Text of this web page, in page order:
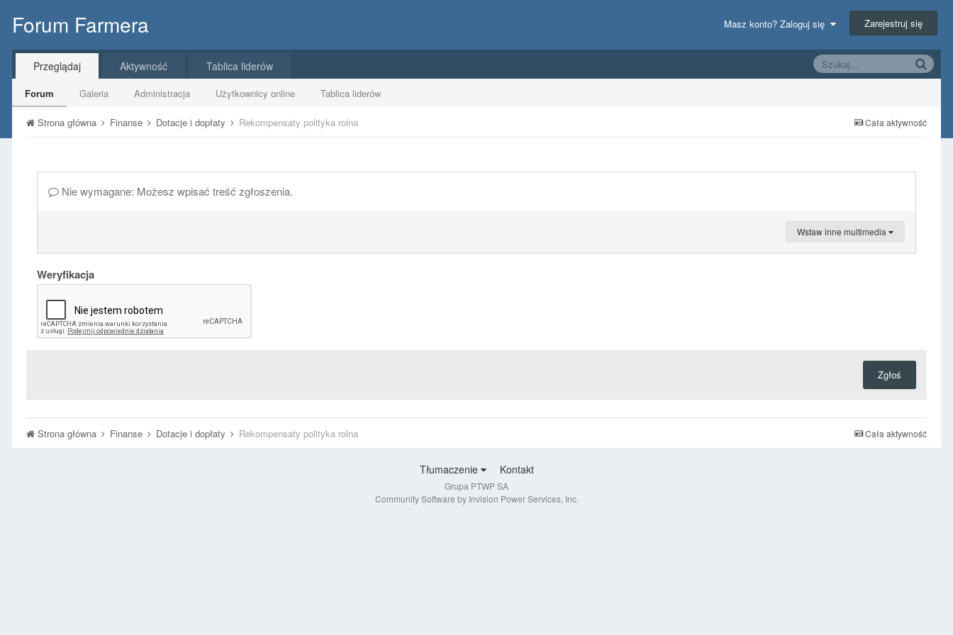
Forum Farmera Masz konto? Zaloguj się Zarejestruj się
Przeglądaj
Forum Galeria Administracja Użytkownicy online Tablica liderów
Aktywność Tablica liderów
Cała aktywność
Strona główna Finanse Dotacje i dopłaty Rekompensaty polityka rolna
Nie wymagane: Możesz wpisać treść zgłoszenia.
Wstaw inne multimedia
Weryfikacja
Zgłoś
Cała aktywność
Strona główna Finanse Dotacje i dopłaty Rekompensaty polityka rolna
Tłumaczenie Kontakt
Grupa PTWP SA
Community Software by Invision Power Services, Inc.